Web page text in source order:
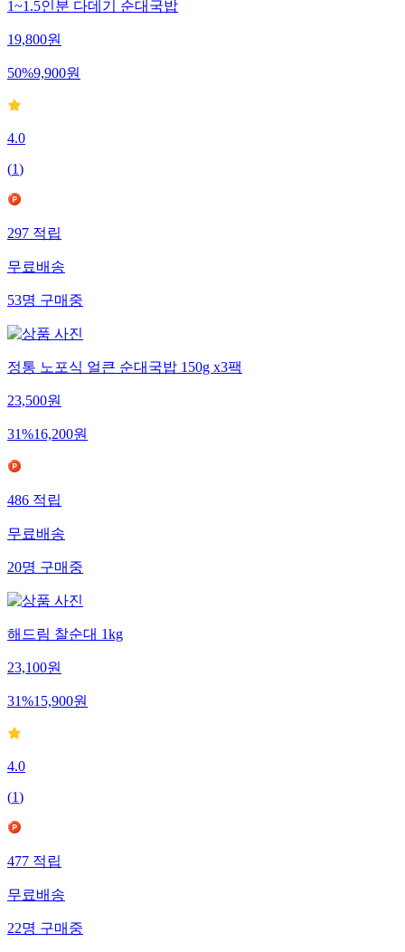
1~1.5인분 다데기 순대국밥
19,800원
50%9,900원
4.0
(1)
297적립
무료배송
53명구매중
정통 노포식 얼큰 순대국밥 150g x3팩
23,500원
31%16,200원
486적립
무료배송
20명구매중
해드림 찰순대 1kg
23,100원
31%15,900원
4.0
(1)
477적립
무료배송
22명구매중